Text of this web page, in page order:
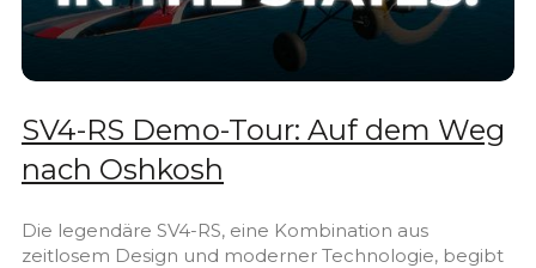
SV4-RS Demo-Tour: Auf dem Weg
nach Oshkosh
Die legendäre SV4-RS, eine Kombination aus
zeitlosem Design und moderner Technologie, begibt